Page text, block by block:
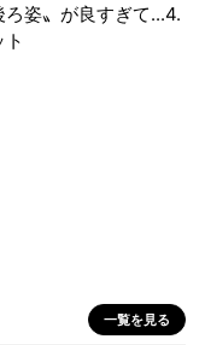
姿〟が良すぎて...4.
一覧を見る